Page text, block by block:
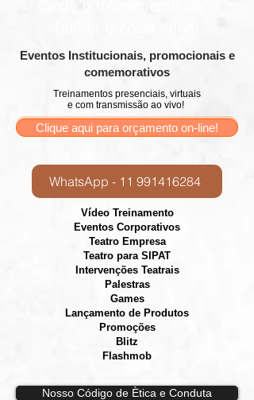
​Eventos Institucionais, promocionais e
comemorativos
Treinamentos presenciais, virtuais
e com transmissão ao vivo!
Clique aqui para orçamento on-line!
WhatsApp - 11 991416284
Vídeo Treinamento
Eventos Corporativos
​Teatro Empresa
Teatro para SIPAT
Intervenções Teatrais
Palestras
Games
Lançamento de Produtos
Promoções
Blitz
Flashmob
Nosso Código de Ètica e Conduta